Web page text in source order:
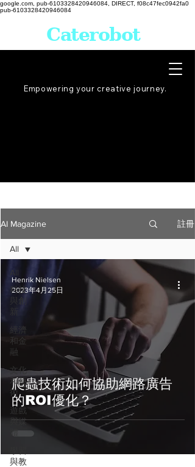
google.com, pub-6103328420946084, DIRECT, f08c47fec0942fa0
pub-6103328420946084
Empowering your creative journey.
Caterobot
AI Magazine 註冊
科技
與創
新
經濟
和金
融
文化
和藝
術
遊戲
與媒
體
與教
All
爬蟲技術如何協助網路廣告
的ROI優化？
Henrik Nielsen
2023年4月25日